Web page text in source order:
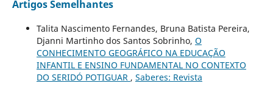
Artigos Semelhantes
Talita Nascimento Fernandes, Bruna Batista Pereira,
Djanni Martinho dos Santos Sobrinho, O
CONHECIMENTO GEOGRÁFICO NA EDUCAÇÃO
INFANTIL E ENSINO FUNDAMENTAL NO CONTEXTO
DO SERIDÓ POTIGUAR , Saberes: Revista